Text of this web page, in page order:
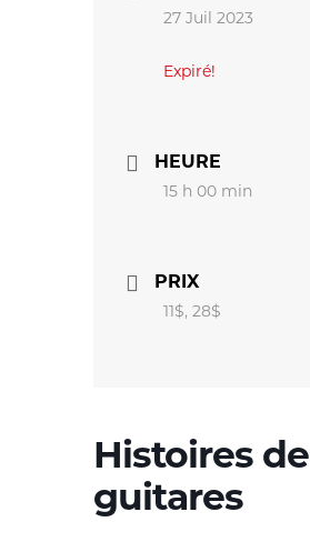
27 Juil 2023
Expiré!
HEURE
15 h 00 min
PRIX
11$, 28$
Histoires de
guitares